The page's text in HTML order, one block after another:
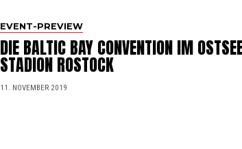
EVENT-PREVIEW
DIE BALTIC BAY CONVENTION IM
STADION ROSTOCK
11. NOVEMBER 2019